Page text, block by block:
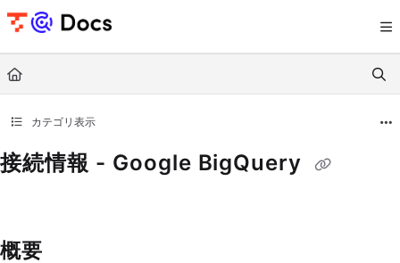
Documentation Index
Use this file to discover all available pages before exploring further.
カテゴリ表示
接続情報 - Google BigQuery
概要